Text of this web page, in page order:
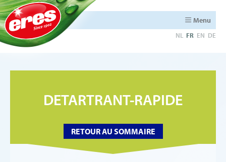
Menu
NL FR EN DE
DETARTRANT-RAPIDE
RETOUR AU SOMMAIRE